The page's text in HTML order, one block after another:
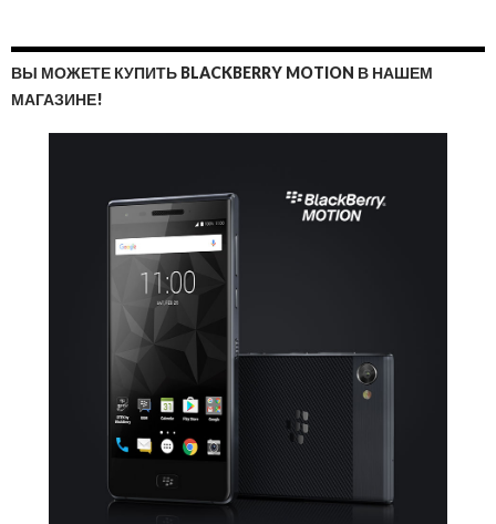
ВЫ МОЖЕТЕ КУПИТЬ BLACKBERRY MOTION В НАШЕМ
МАГАЗИНЕ!